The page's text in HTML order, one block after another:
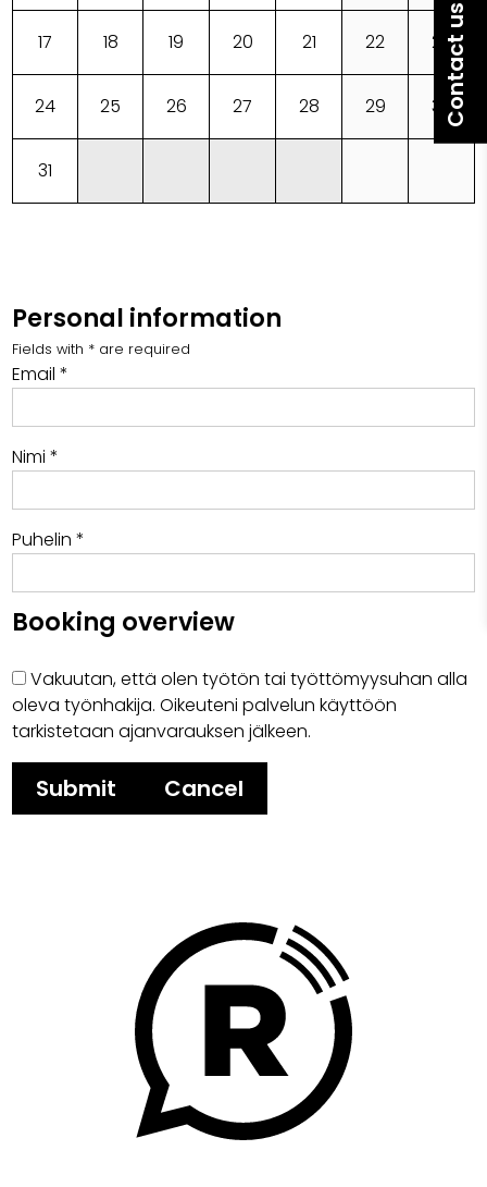
17 18 19 20 21 22 23
24 25 26 27 28 29 30
31
Personal information
Fields with * are required
Email *
Nimi *
Puhelin *
Booking overview
Vakuutan, että olen työtön tai työttömyysuhan alla
oleva työnhakija. Oikeuteni palvelun käyttöön
tarkistetaan ajanvarauksen jälkeen.
Submit Cancel
Contact us